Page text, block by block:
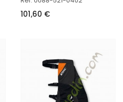
101,60 €